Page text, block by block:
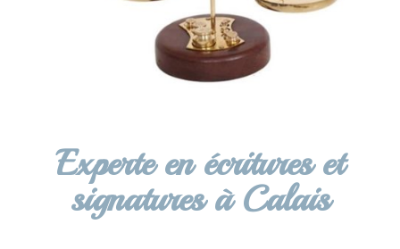
Experte en écritures et
signatures à Calais